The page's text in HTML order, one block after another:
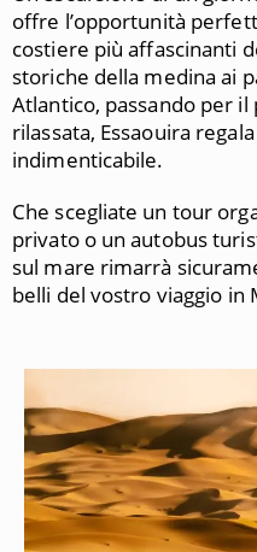
offre l’opportunità
costiere più affascinanti
storiche della medina ai
Atlantico, passando per il
rilassata, Essaouira
indimenticabile.
Che scegliate un tour
privato o un autobus
sul mare rimarrà
belli del vostro viaggio in